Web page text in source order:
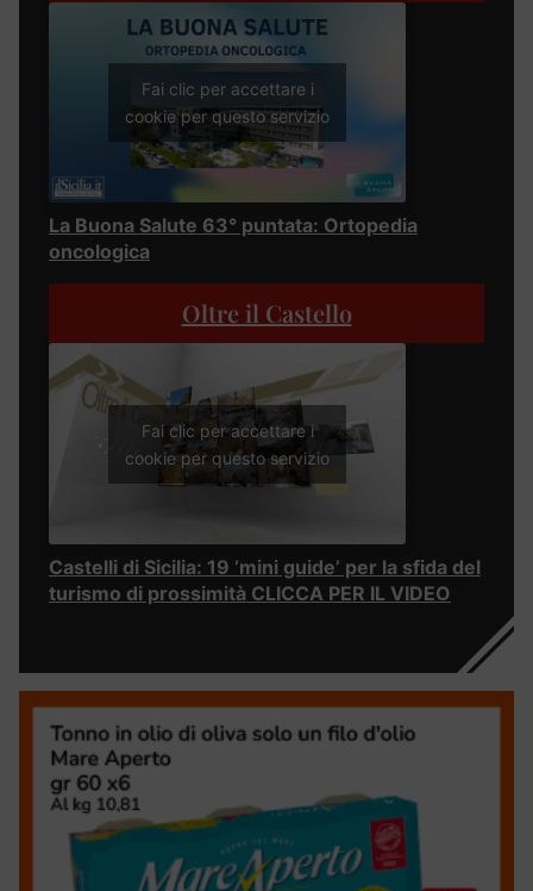
Fai clic per accettare i
cookie per questo servizio
La Buona Salute 63° puntata: Ortopedia
oncologica
Oltre il Castello
Fai clic per accettare i
cookie per questo servizio
Castelli di Sicilia: 19 ‘mini guide’ per la sfida del
turismo di prossimità CLICCA PER IL VIDEO